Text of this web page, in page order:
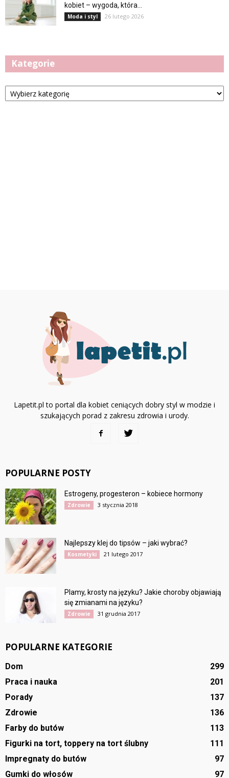
kobiet – wygoda, która...
Moda i styl 26 lutego 2026
Kategorie
Kategorie
Lapetit.pl to portal dla kobiet ceniących dobry styl w modzie i
szukających porad z zakresu zdrowia i urody.
POPULARNE POSTY
Estrogeny, progesteron – kobiece hormony
Zdrowie 3 stycznia 2018
Najlepszy klej do tipsów – jaki wybrać?
Kosmetyki 21 lutego 2017
Plamy, krosty na języku? Jakie choroby objawiają
się zmianami na języku?
Zdrowie 31 grudnia 2017
POPULARNE KATEGORIE
Dom
299
Praca i nauka
201
Porady
137
Zdrowie
136
Farby do butów
113
Figurki na tort, toppery na tort ślubny
111
Impregnaty do butów
97
Gumki do włosów
97